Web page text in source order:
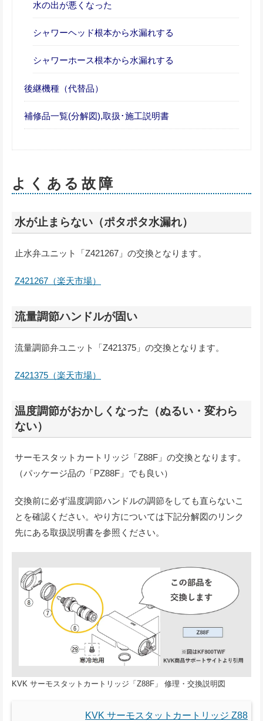
水の出が悪くなった
シャワーヘッド根本から水漏れする
シャワーホース根本から水漏れする
後継機種（代替品）
補修品一覧(分解図),取扱･施工説明書
よくある故障
水が止まらない（ポタポタ水漏れ）
止水弁ユニット「Z421267」の交換となります。
Z421267（楽天市場）
流量調節ハンドルが固い
流量調節弁ユニット「Z421375」の交換となります。
Z421375（楽天市場）
温度調節がおかしくなった（ぬるい・変わら
ない）
サーモスタットカートリッジ「Z88F」の交換となります。
（パッケージ品の「PZ88F」でも良い）
交換前に必ず温度調節ハンドルの調節をしても直らないこ
とを確認ください。やり方については下記分解図のリンク
先にある取扱説明書を参照ください。
KVK サーモスタットカートリッジ「Z88F」 修理・交換説明図
KVK サーモスタットカートリッジ Z88